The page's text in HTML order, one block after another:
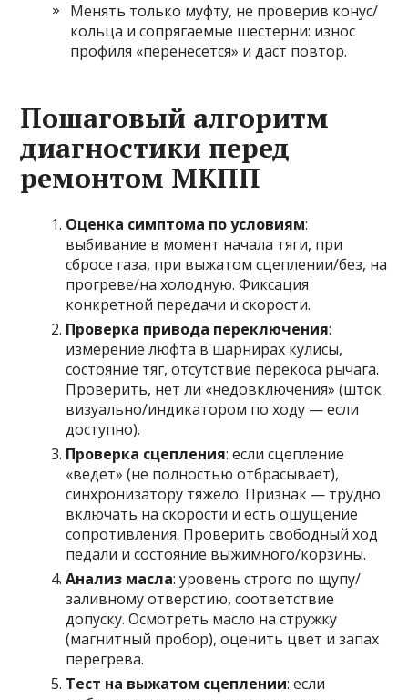
Менять только муфту, не проверив конус/
кольца и сопрягаемые шестерни: износ
профиля «перенесется» и даст повтор.
Пошаговый алгоритм
диагностики перед
ремонтом МКПП
Оценка симптома по условиям:
выбивание в момент начала тяги, при
сбросе газа, при выжатом сцеплении/без, на
прогреве/на холодную. Фиксация
конкретной передачи и скорости.
Проверка привода переключения:
измерение люфта в шарнирах кулисы,
состояние тяг, отсутствие перекоса рычага.
Проверить, нет ли «недовключения» (шток
визуально/индикатором по ходу — если
доступно).
Проверка сцепления: если сцепление
«ведет» (не полностью отбрасывает),
синхронизатору тяжело. Признак — трудно
включать на скорости и есть ощущение
сопротивления. Проверить свободный ход
педали и состояние выжимного/корзины.
Анализ масла: уровень строго по щупу/
заливному отверстию, соответствие
допуску. Осмотреть масло на стружку
(магнитный пробор), оценить цвет и запах
перегрева.
Тест на выжатом сцеплении: если